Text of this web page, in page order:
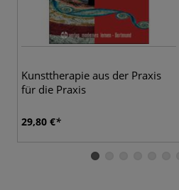
Kunsttherapie aus der Praxis
für die Praxis
29,80 €